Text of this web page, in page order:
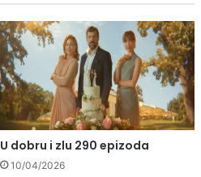
U dobru i zlu 290 epizoda
10/04/2026